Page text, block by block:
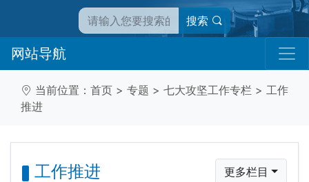
搜索
网站导航
当前位置： 首页 > 专题 > 七大攻坚工作专栏 > 工作
推进
工作推进 更多栏目